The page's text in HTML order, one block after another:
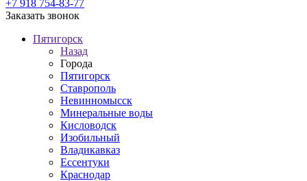
+7 918 754-83-77
Заказать звонок
Пятигорск
Назад
Города
Пятигорск
Ставрополь
Невинномысск
Минеральные воды
Кисловодск
Изобильный
Владикавказ
Ессентуки
Краснодар